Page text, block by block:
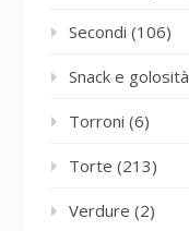
Secondi (106)
Snack e golosità
Torroni (6)
Torte (213)
Verdure (2)